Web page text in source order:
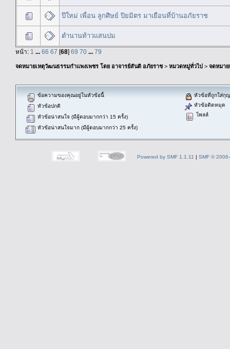
ปีใหม่ เพื่อน ลูกศิษย์ ปิยมิตร มาเยือนที่บ้านอภัยราช
ตำนานท้าวแสนปม
หน้า: 1 ... 66 67 [68] 69 70 ... 79
จดหมายเหตุวัฒนธรรมกำแพงเพชร โดย อาจารย์สันติ อภัยราช> หมวดหมู่ทั่วไป > จดหมา
ข้อความของคุณอยู่ในหัวข้อนี้
หัวข้อปกติ
หัวข้อน่าสนใจ (มีผู้ตอบมากกว่า 15 ครั้ง)
หัวข้อน่าสนใจมาก (มีผู้ตอบมากกว่า 25 ครั้ง)
หัวข้อที่ถูกใส่กุ
หัวข้อติดหมุด
โพลล์
Powered by SMF 1.1.11 | SMF ©